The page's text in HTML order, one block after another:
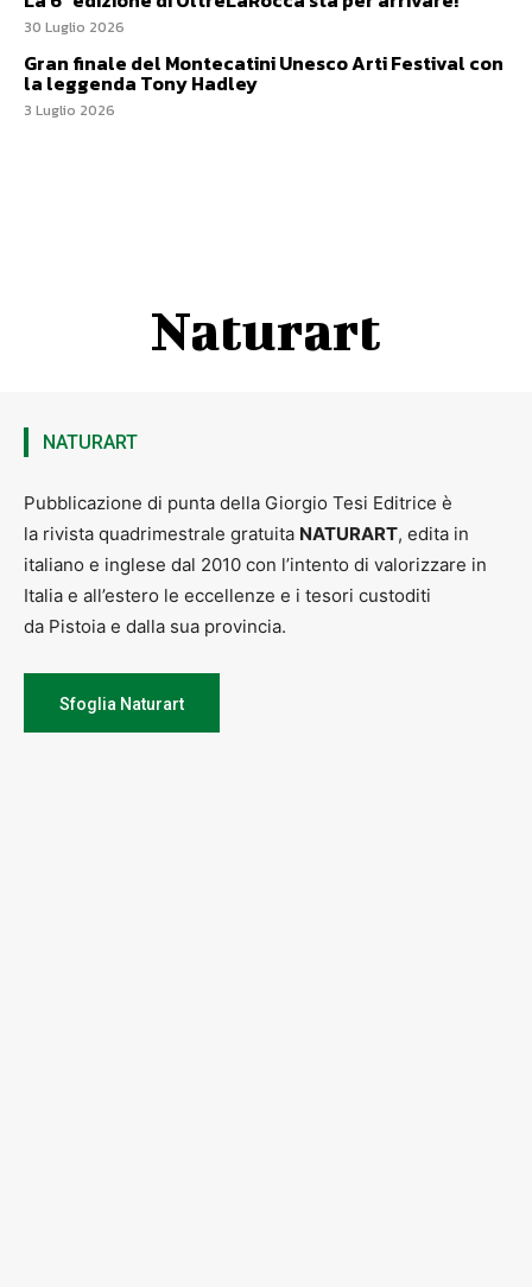
30 Luglio 2026
Gran finale del Montecatini Unesco Arti Festival con
la leggenda Tony Hadley
3 Luglio 2026
Naturart
NATURART
Pubblicazione di punta della Giorgio Tesi Editrice è
la rivista quadrimestrale gratuita NATURART, edita in
italiano e inglese dal 2010 con l’intento di valorizzare in
Italia e all’estero le eccellenze e i tesori custoditi
da Pistoia e dalla sua provincia.
Sfoglia Naturart